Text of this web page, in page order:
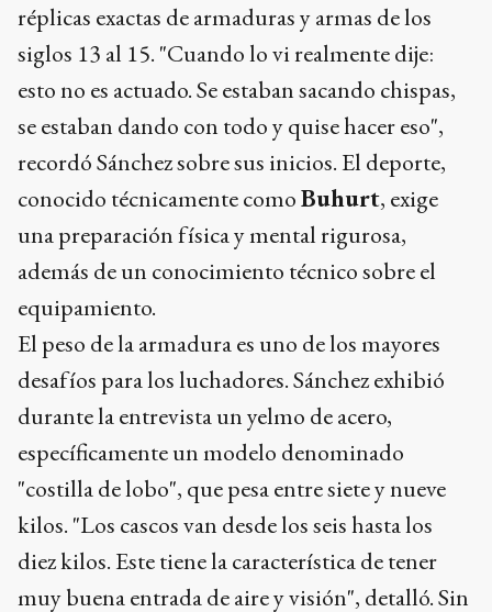
réplicas exactas de armaduras y armas de los
siglos 13 al 15. "Cuando lo vi realmente dije:
esto no es actuado. Se estaban sacando chispas,
se estaban dando con todo y quise hacer eso",
recordó Sánchez sobre sus inicios. El deporte,
conocido técnicamente comoBuhurt, exige
una preparación física y mental rigurosa,
además de un conocimiento técnico sobre el
equipamiento.
El peso de la armadura es uno de los mayores
desafíos para los luchadores. Sánchez exhibió
durante la entrevista un yelmo de acero,
específicamente un modelo denominado
"costilla de lobo", que pesa entre siete y nueve
kilos. "Los cascos van desde los seis hasta los
diez kilos. Este tiene la característica de tener
muy buena entrada de aire y visión", detalló. Sin